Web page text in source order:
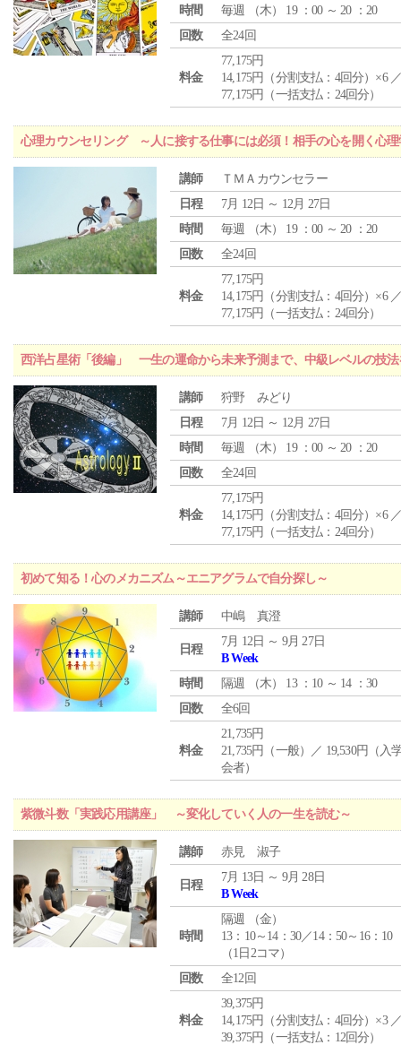
時間
毎週 （木） 19 ：00 ～ 20 ：20
回数
全24回
料金
77,175円
14,175円（分割支払：4回分）×6
77,175円（一括支払：24回分）
心理カウンセリング ～人に接する仕事には必須！相手の心を開く心理
講師
ＴＭＡカウンセラー
日程
7月 12日 ～ 12月 27日
時間
毎週 （木） 19 ：00 ～ 20 ：20
回数
全24回
料金
77,175円
14,175円（分割支払：4回分）×6
77,175円（一括支払：24回分）
西洋占星術「後編」 一生の運命から未来予測まで、中級レベルの技法
講師
狩野 みどり
日程
7月 12日 ～ 12月 27日
時間
毎週 （木） 19 ：00 ～ 20 ：20
回数
全24回
料金
77,175円
14,175円（分割支払：4回分）×6
77,175円（一括支払：24回分）
初めて知る！心のメカニズム～エニアグラムで自分探し～
講師 中嶋 真澄
日程
7月 12日 ～ 9月 27日
B Week
時間
隔週 （木） 13 ：10 ～ 14 ：30
回数
全6回
料金
21,735円
21,735円（一般）／ 19,530円（入
会者）
紫微斗数「実践応用講座」 ～変化していく人の一生を読む～
講師 赤見 淑子
日程
7月 13日 ～ 9月 28日
B Week
時間
隔週 （金）
13：10～14：30／14：50～16：10
（1日2コマ）
回数
全12回
料金
39,375円
14,175円（分割支払：4回分）×3
39,375円（一括支払：12回分）